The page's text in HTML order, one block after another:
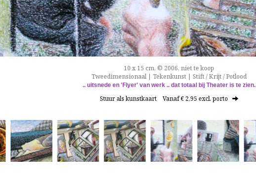
10 x 15 cm, © 2006, niet te koop
Tweedimensionaal | Tekenkunst | Stift / Krijt / Potlood
.. uitsnede en 'Flyer' van werk .. dat totaal bij Theater is te zien.
Stuur als kunstkaart Vanaf € 2,95 excl. porto